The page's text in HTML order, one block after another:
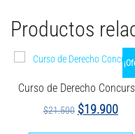
Productos
Curso de Derecho
$21.500 El
$19.900El